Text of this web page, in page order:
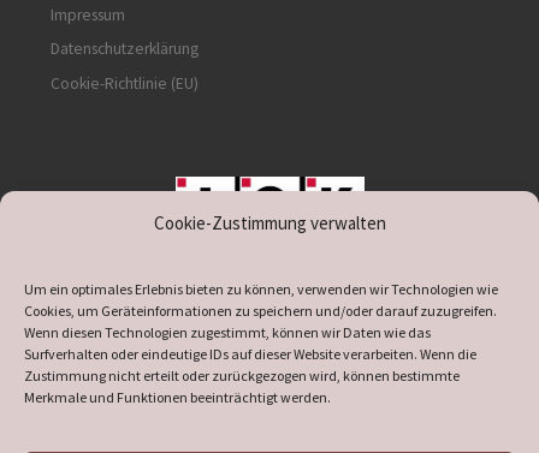
Cookie-Zustimmung verwalten
Um ein optimales Erlebnis bieten zu können, verwenden wir Technologien wie
Cookies, um Geräteinformationen zu speichern und/oder darauf zuzugreifen.
Wenn diesen Technologien zugestimmt, können wir Daten wie das
Surfverhalten oder eindeutige IDs auf dieser Website verarbeiten. Wenn die
Zustimmung nicht erteilt oder zurückgezogen wird, können bestimmte
Merkmale und Funktionen beeinträchtigt werden.
Impressum
Datenschutzerklärung
Cookie-Richtlinie (EU)
supported by DÖ